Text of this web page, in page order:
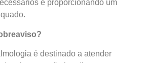
e proporcionando um
é destinado a atender